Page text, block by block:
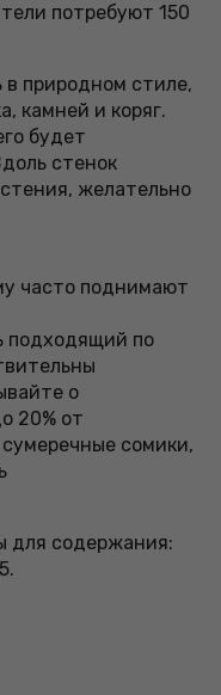
потребуют 150
природном стиле,
камней и коряг.
будет
стенок
желательно
часто поднимают
подходящий по
о
20% от
сомики,
для содержания: